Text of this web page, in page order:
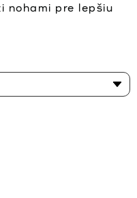
nohami pre lepšiu